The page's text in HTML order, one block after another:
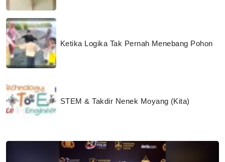
Ketika Logika Tak Pernah Menebang Pohon
STEM & Takdir Nenek Moyang (Kita)